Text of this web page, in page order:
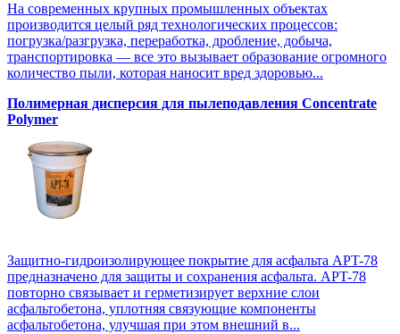
На современных крупных промышленных объектах
производится целый ряд технологических процессов:
погрузка/разгрузка, переработка, дробление, добыча,
транспортировка — все это вызывает образование огромного
количество пыли, которая наносит вред здоровью...
Полимерная дисперсия для пылеподавления Concentrate
Polymer
Защитно-гидроизолирующее покрытие для асфальта APT-78
предназначено для защиты и сохранения асфальта. APT-78
повторно связывает и герметизирует верхние слои
асфальтобетона, уплотняя связующие компоненты
асфальтобетона, улучшая при этом внешний в...